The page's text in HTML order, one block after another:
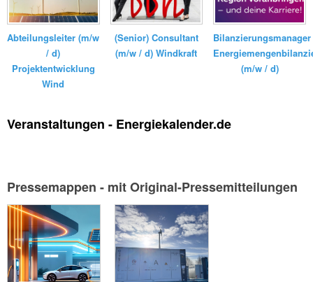
Abteilungsleiter (m/w
/ d)
Projektentwicklung
Wind
(Senior) Consultant
(m/w / d) Windkraft
Bilanzierungsmanager
(m/w / d)
Veranstaltungen - Energiekalender.de
Pressemappen - mit Original-Pressemitteilungen